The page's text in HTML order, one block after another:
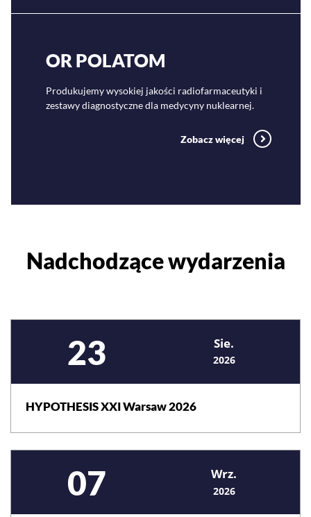
OR POLATOM
Produkujemy wysokiej jakości radiofarmaceutyki i
zestawy diagnostyczne dla medycyny nuklearnej.
Zobacz więcej
Nadchodzące wydarzenia